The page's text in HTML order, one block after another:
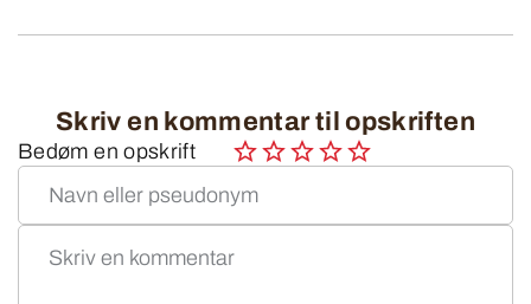
Skriv en kommentar til opskriften
Bedøm en opskrift